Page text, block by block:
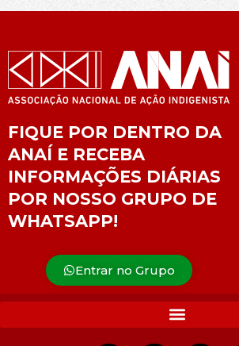
FIQUE POR DENTRO DA
ANAÍ E RECEBA
INFORMAÇÕES DIÁRIAS
POR NOSSO GRUPO DE
WHATSAPP!
Entrar no Grupo